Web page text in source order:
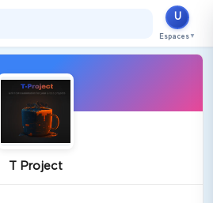
U
Espaces ▼
T Project